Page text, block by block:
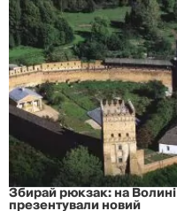
Збирай рюкзак: на Волині
презентували новий